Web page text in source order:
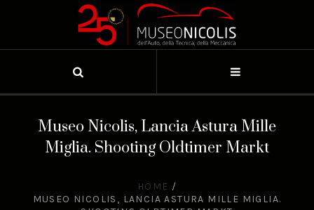
Museo Nicolis, Lancia Astura Mille
Miglia. Shooting Oldtimer Markt
HOME /
MUSEO NICOLIS, LANCIA ASTURA MILLE MIGLIA.